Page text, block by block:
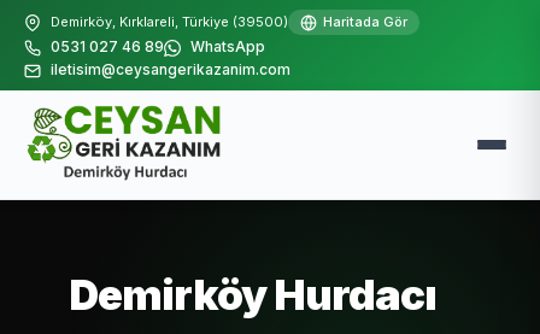
Demirköy, Kırklareli, Türkiye (39500) Haritada Gör
0531 027 46 89
WhatsApp
iletisim@ceysangerikazanim.com
Demirköy Hurdacı